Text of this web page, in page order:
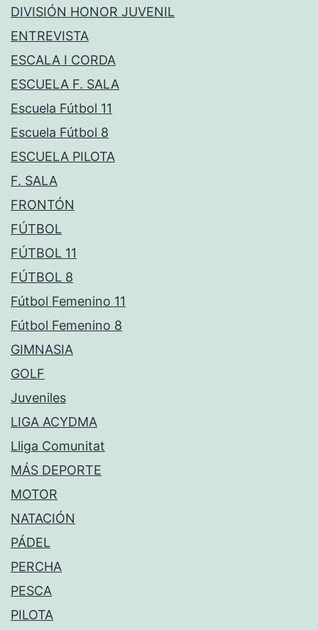
DIVISIÓN HONOR JUVENIL
ENTREVISTA
ESCALA I CORDA
ESCUELA F. SALA
Escuela Fútbol 11
Escuela Fútbol 8
ESCUELA PILOTA
F. SALA
FRONTÓN
FÚTBOL
FÚTBOL 11
FÚTBOL 8
Fútbol Femenino 11
Fútbol Femenino 8
GIMNASIA
GOLF
Juveniles
LIGA ACYDMA
Lliga Comunitat
MÁS DEPORTE
MOTOR
NATACIÓN
PÁDEL
PERCHA
PESCA
PILOTA